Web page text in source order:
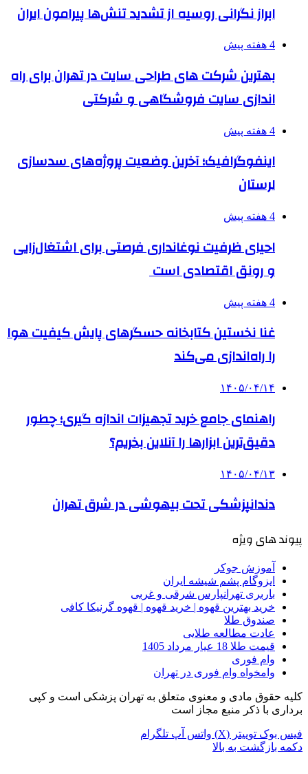
ابراز نگرانی روسیه از تشدید تنش‌ها پیرامون ایران
4 هفته پیش
بهترین شرکت های طراحی سایت در تهران برای راه
اندازی سایت فروشگاهی و شرکتی
4 هفته پیش
اینفوگرافیک؛ آخرین وضعیت پروژه‌های سدسازی
لرستان
4 هفته پیش
احیای ظرفیت نوغانداری فرصتی برای اشتغال‌زایی
و رونق اقتصادی است
4 هفته پیش
غنا نخستین کتابخانه حسگرهای پایش کیفیت هوا
را راه‌اندازی می‌کند
۱۴۰۵/۰۴/۱۴
راهنمای جامع خرید تجهیزات اندازه گیری؛ چطور
دقیق‌ترین ابزارها را آنلاین بخریم؟
۱۴۰۵/۰۴/۱۳
دندانپزشکی تحت بیهوشی در شرق تهران
پیوند های ویژه
آموزش جوکر
ایزوگام پشم شیشه ایران
باربری تهرانپارس شرقی و غربی
خرید بهترین قهوه | خرید قهوه | قهوه گرنیکا کافی
صندوق طلا
عادت مطالعه طلایی
قیمت طلا 18 عیار مرداد 1405
وام فوری
وامخواه وام فوری در تهران
کلیه حقوق مادی و معنوی متعلق به تهران پزشکی است و کپی
برداری با ذکر منبع مجاز است
فیس بوک توییتر (X) واتس آپ تلگرام
دکمه بازگشت به بالا